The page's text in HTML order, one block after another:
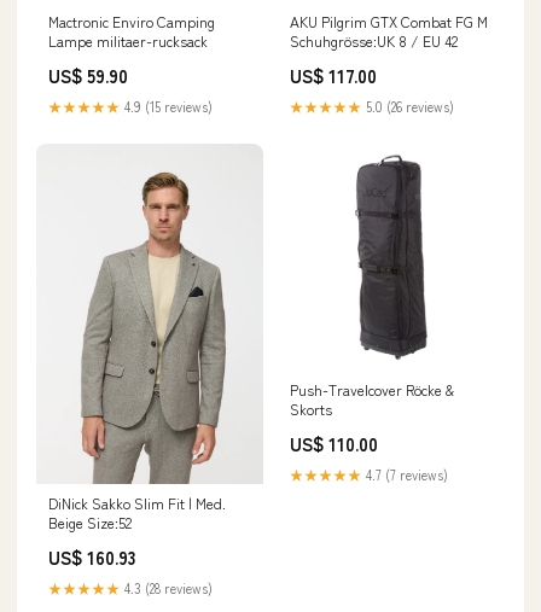
Mactronic Enviro Camping
Lampe militaer-rucksack
US$ 59.90
★★★★★ 4.9 (15 reviews)
AKU Pilgrim GTX Combat FG M
Schuhgrösse:UK 8 / EU 42
US$ 117.00
★★★★★ 5.0 (26 reviews)
DiNick Sakko Slim Fit | Med.
Beige Size:52
US$ 160.93
★★★★★ 4.3 (28 reviews)
Push-Travelcover Röcke &
Skorts
US$ 110.00
★★★★★ 4.7 (7 reviews)